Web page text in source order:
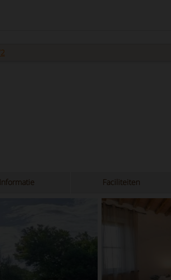
Informatie Faciliteiten